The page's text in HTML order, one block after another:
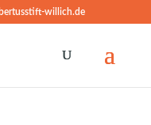
willich.de